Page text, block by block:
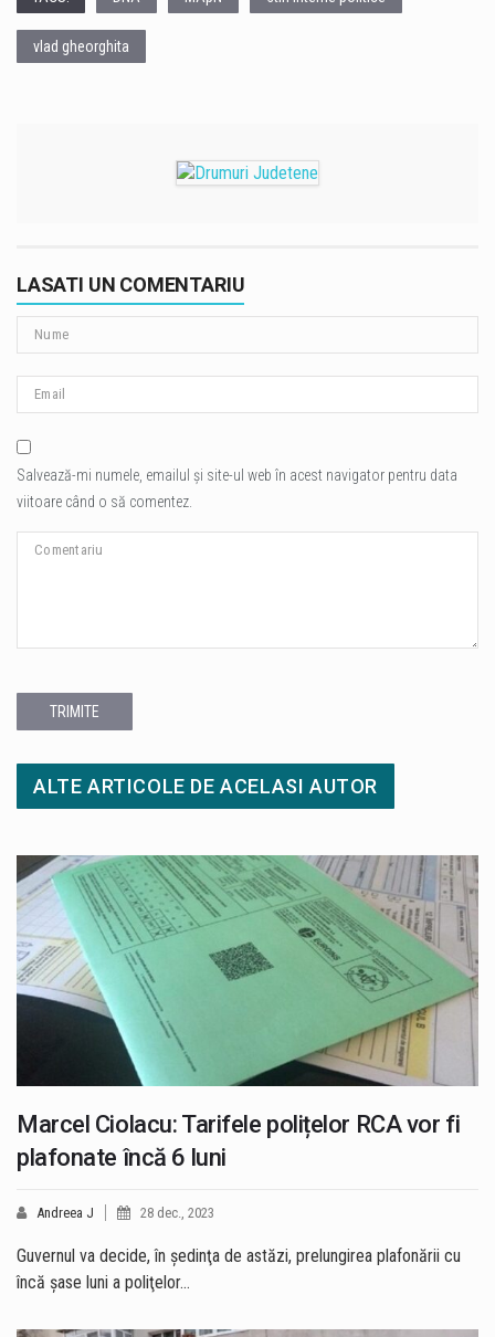
vlad gheorghita
LASATI UN COMENTARIU
Salvează-mi numele, emailul și site-ul web în acest navigator pentru data
viitoare când o să comentez.
TRIMITE
ALTE ARTICOLE DE ACELASI AUTOR
Marcel Ciolacu: Tarifele polițelor RCA vor fi
plafonate încă 6 luni
Andreea J 28 dec., 2023
Guvernul va decide, în şedinţa de astăzi, prelungirea plafonării cu
încă şase luni a poliţelor…